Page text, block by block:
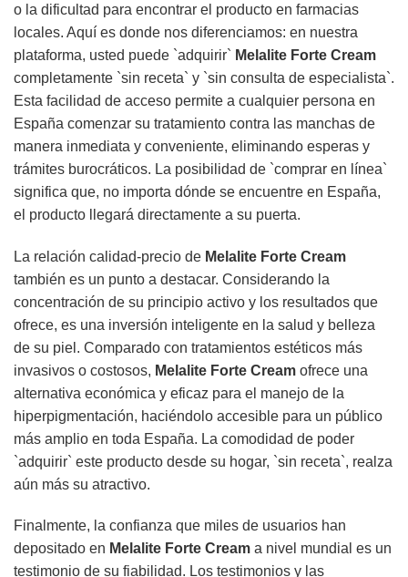
o la dificultad para encontrar el producto en farmacias
locales. Aquí es donde nos diferenciamos: en nuestra
plataforma, usted puede `adquirir` Melalite Forte Cream
completamente `sin receta` y `sin consulta de especialista`.
Esta facilidad de acceso permite a cualquier persona en
España comenzar su tratamiento contra las manchas de
manera inmediata y conveniente, eliminando esperas y
trámites burocráticos. La posibilidad de `comprar en línea`
significa que, no importa dónde se encuentre en España,
el producto llegará directamente a su puerta.
La relación calidad-precio de Melalite Forte Cream
también es un punto a destacar. Considerando la
concentración de su principio activo y los resultados que
ofrece, es una inversión inteligente en la salud y belleza
de su piel. Comparado con tratamientos estéticos más
invasivos o costosos, Melalite Forte Cream ofrece una
alternativa económica y eficaz para el manejo de la
hiperpigmentación, haciéndolo accesible para un público
más amplio en toda España. La comodidad de poder
`adquirir` este producto desde su hogar, `sin receta`, realza
aún más su atractivo.
Finalmente, la confianza que miles de usuarios han
depositado en Melalite Forte Cream a nivel mundial es un
testimonio de su fiabilidad. Los testimonios y las